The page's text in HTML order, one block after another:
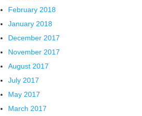
February 2018
January 2018
December 2017
November 2017
August 2017
July 2017
May 2017
March 2017